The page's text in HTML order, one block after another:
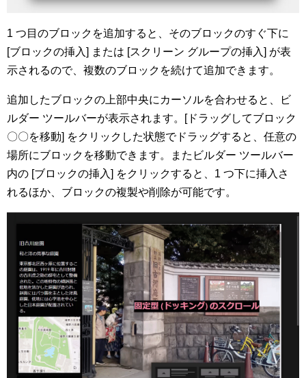
1 つ目のブロックを追加すると、そのブロックのすぐ下に
[ブロックの挿入] または [スクリーン グループの挿入] が表
示されるので、複数のブロックを続けて追加できます。
追加したブロックの上部中央にカーソルを合わせると、ビ
ルダー ツールバーが表示されます。[ドラッグしてブロック
〇〇を移動] をクリックした状態でドラッグすると、任意の
場所にブロックを移動できます。またビルダー ツールバー
内の [ブロックの挿入] をクリックすると、1 つ下に挿入さ
れるほか、ブロックの複製や削除が可能です。